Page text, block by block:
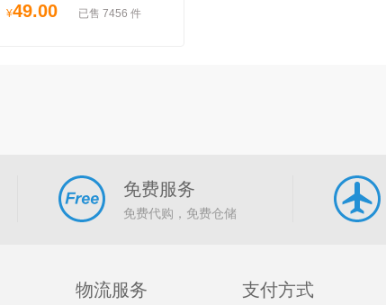
¥49.00 已售 7456 件
免费服务
免费代购，免费仓储
物流服务 支付方式